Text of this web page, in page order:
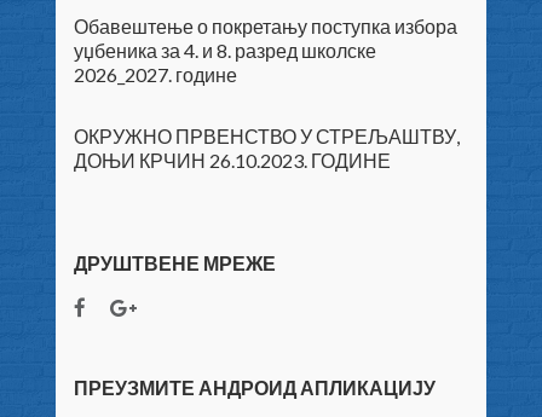
Обавештење о покретању поступка избора
уџбеника за 4. и 8. разред школске
2026_2027. године
ОКРУЖНО ПРВЕНСТВО У СТРЕЉАШТВУ,
ДОЊИ КРЧИН 26.10.2023. ГОДИНЕ
ДРУШТВЕНЕ МРЕЖЕ
ПРЕУЗМИТЕ АНДРОИД АПЛИКАЦИЈУ